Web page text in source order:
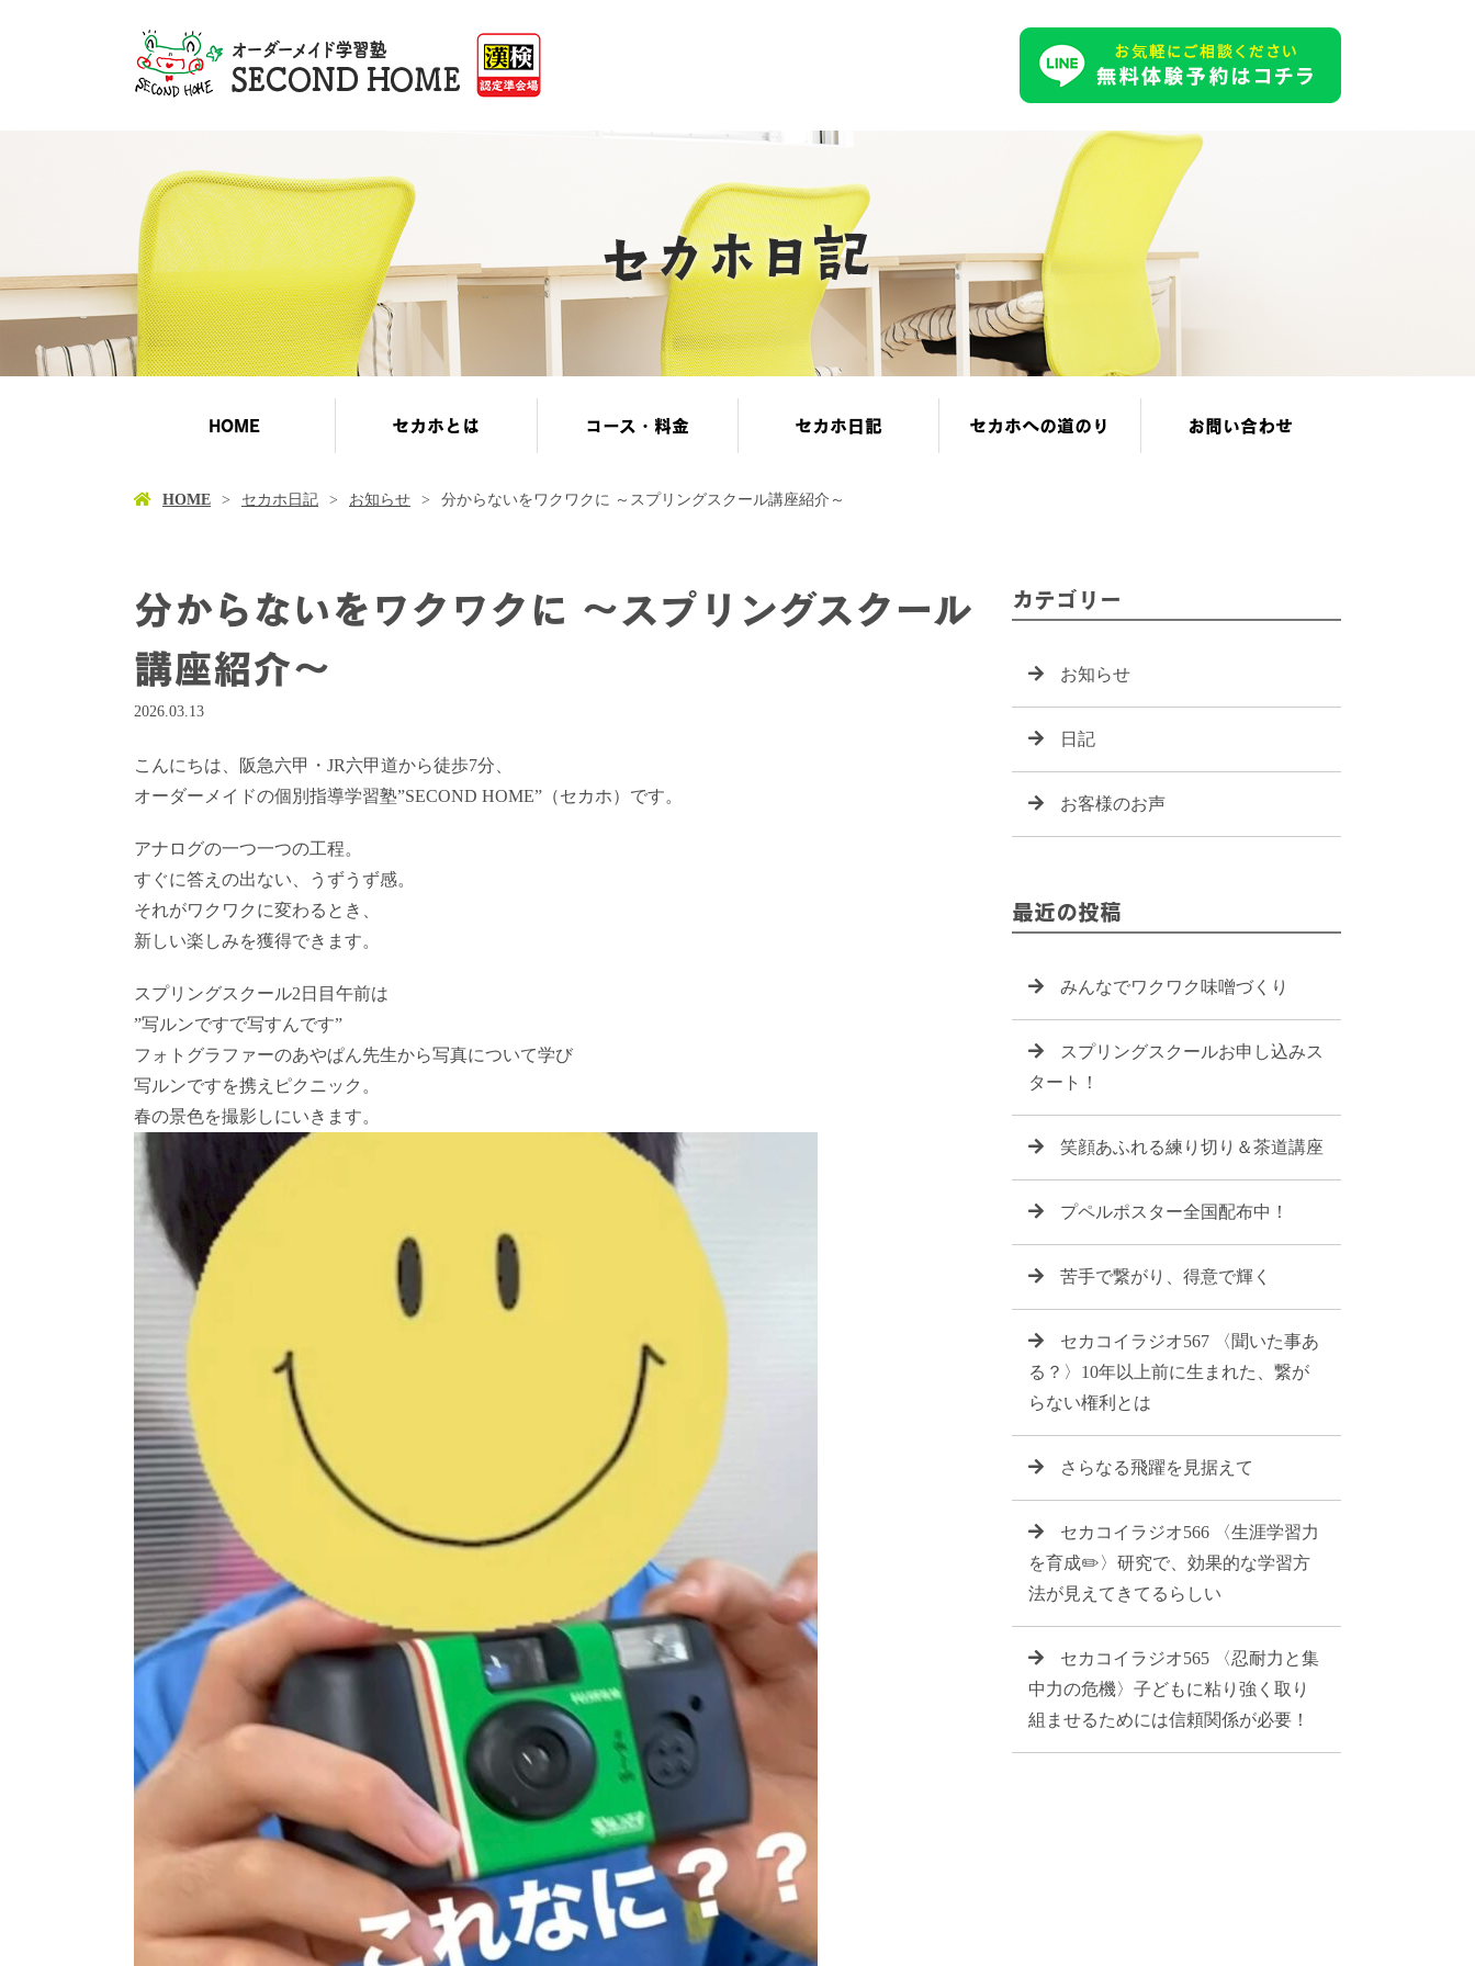
HOME セカホとは コース・料金 セカホ日記 セカホへの道のり お問い合わせ
HOME セカホ日記 お知らせ 分からないをワクワクに ～スプリングスクール講座紹介～
分からないをワクワクに ～スプリングスクール
講座紹介～
2026.03.13
こんにちは、阪急六甲・JR六甲道から徒歩7分、
オーダーメイドの個別指導学習塾”SECOND HOME”（セカホ）です。
アナログの一つ一つの工程。
すぐに答えの出ない、うずうず感。
それがワクワクに変わるとき、
新しい楽しみを獲得できます。
スプリングスクール2日目午前は
”写ルンですで写すんです”
フォトグラファーのあやぱん先生から写真について学び
写ルンですを携えピクニック。
春の景色を撮影しにいきます。
カテゴリー
お知らせ
日記
お客様のお声
最近の投稿
みんなでワクワク味噌づくり
スプリングスクールお申し込みス
タート！
笑顔あふれる練り切り＆茶道講座
プペルポスター全国配布中！
苦手で繋がり、得意で輝く
セカコイラジオ567 〈聞いた事あ
る？〉10年以上前に生まれた、繋が
らない権利とは
さらなる飛躍を見据えて
セカコイラジオ566 〈生涯学習力
を育成✏️〉研究で、効果的な学習方
法が見えてきてるらしい
セカコイラジオ565 〈忍耐力と集
中力の危機〉子どもに粘り強く取り
組ませるためには信頼関係が必要！